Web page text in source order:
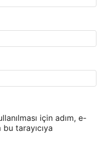
için adım, e-
tarayıcıya